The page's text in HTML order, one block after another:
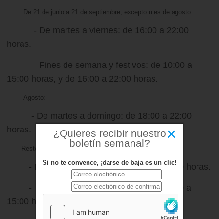
De 21 de junio a 21 de septiembre, excepto mes de agosto:
- De martes a viernes: de 16:00 a 22:00
horas.
- Fines de semana y festivos: de 10:00 a
15:00 horas, y de 16:00 a 22:00 horas.
Agosto:
- De martes a domingo: de 18:00 a 22:00
horas.
Resto del año:
- De martes a viernes: de 15:00 a 21:00 horas.
- Fines de semana y festivos: De 10:00 a
15:00 horas, y de 16:00 a 21:00 horas.
×
¿Quieres recibir nuestro
boletín semanal?
Si no te convence, ¡darse de baja es un clic!